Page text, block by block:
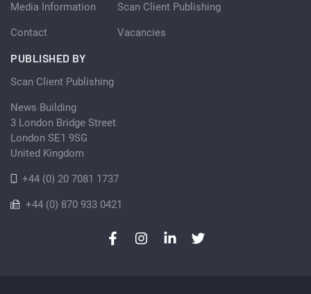
Media Information
Contact
Scan Client Publishing
Vacancies
PUBLISHED BY
Scan Client Publishing
News Building
3 London Bridge Street
London SE1 9SG
United Kingdom
+44 (0) 20 7081 1737
+44 (0) 870 933 0421